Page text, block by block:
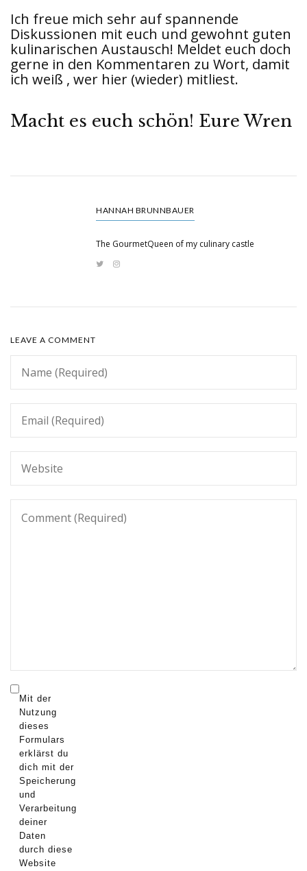
Ich freue mich sehr auf spannende
Diskussionen mit euch und gewohnt guten
kulinarischen Austausch! Meldet euch doch
gerne in den Kommentaren zu Wort, damit
ich weiß , wer hier (wieder) mitliest.
Macht es euch schön! Eure Wren
HANNAH BRUNNBAUER
The GourmetQueen of my culinary castle
LEAVE A COMMENT
Mit der
Nutzung
dieses
Formulars
erklärst du
dich mit der
Speicherung
und
Verarbeitung
deiner
Daten
durch diese
Website